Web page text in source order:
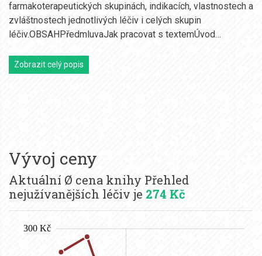
farmakoterapeutických skupinách, indikacích, vlastnostech a
zvláštnostech jednotlivých léčiv i celých skupin
léčiv.OBSAHPředmluvaJak pracovat s textemÚvod…
Zobrazit celý popis
Vývoj ceny
Aktuální Ø cena knihy Přehled
nejužívanějších léčiv je 274 Kč